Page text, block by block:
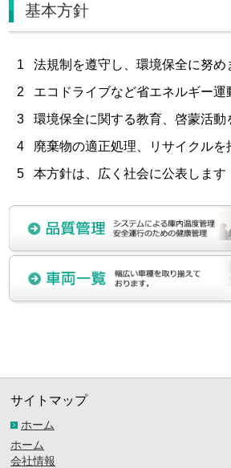
基本方針
1
法規制を遵守し、環境保全に努め
2
エコドライブなど省エネルギー運
3
環境保全に関する教育、啓蒙活動
4
廃棄物の適正処理、リサイクルを
5
本方針は、広く社会に公表します
サイトマップ
ホーム
ホーム
会社情報